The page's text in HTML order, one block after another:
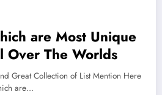
are Most Unique
Over The Worlds
Great Collection of List Mention Here
are…